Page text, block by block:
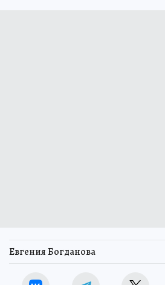
Евгения Богданова